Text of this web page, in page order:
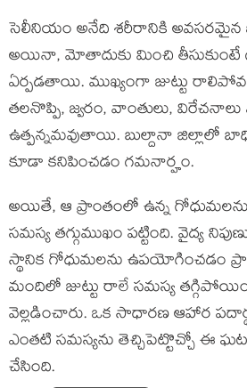
సెలీనియం అనేది శరీరానికి అవసరమైన
అయినా, మోతాదుకు మించి తీసుకుంటే
ఏర్పడతాయి. ముఖ్యంగా జుట్టు
తలనొప్పి, జ్వరం, వాంతులు,
ఉత్పన్నమవుతాయి. బుల్దానా జిల్లాలో
కూడా కనిపించడం గమనార్హం.
అయితే, ఆ ప్రాంతంలో ఉన్న
సమస్య తగ్గుముఖం పట్టింది. వైద్య
స్థానిక గోధుమలను ఉపయోగించడం
మందిలో జుట్టు రాలే సమస్య
వెల్లడించారు. ఒక సాధారణ ఆహార
ఎంతటి సమస్యను తెచ్చిపెట్టొచ్చో ఈ
చేసింది.